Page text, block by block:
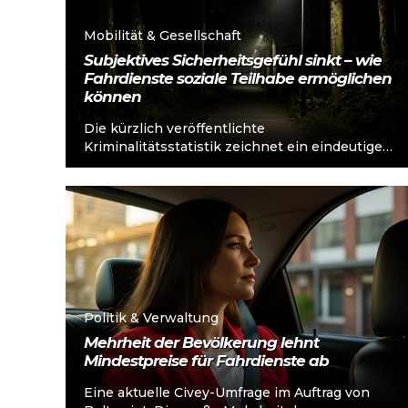
Mobilität & Gesellschaft
Subjektives Sicherheitsgefühl sinkt – wie
Fahrdienste soziale Teilhabe ermöglichen
können
Die kürzlich veröffentlichte
Kriminalitätsstatistik zeichnet ein eindeutiges
Bild: Das subjektive Sicherheitsgefühl ist
niedrig. Insbesondere vulnerable Gruppen sind
davon betroffen, dass...
Politik & Verwaltung
Mehrheit der Bevölkerung lehnt
Mindestpreise für Fahrdienste ab
Eine aktuelle Civey-Umfrage im Auftrag von
Mehr lesen